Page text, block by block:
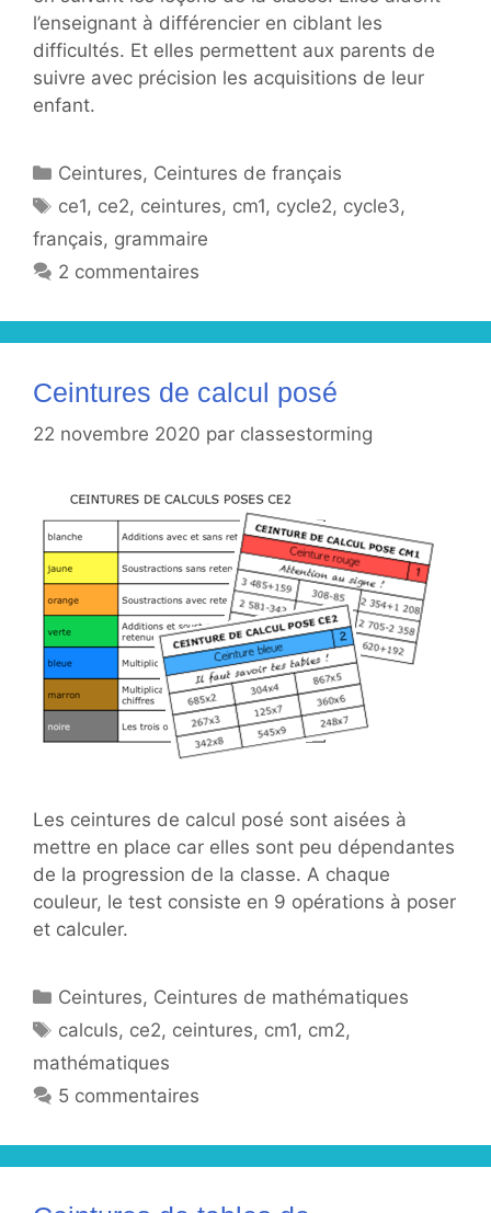
l’enseignant à différencier en ciblant les
difficultés. Et elles permettent aux parents de
suivre avec précision les acquisitions de leur
enfant.
Catégories
Ceintures, Ceintures de français
Étiquettes
ce1, ce2, ceintures, cm1, cycle2, cycle3,
français, grammaire
2 commentaires
Ceintures de calcul posé
22 novembre 2020 par classestorming
Les ceintures de calcul posé sont aisées à
mettre en place car elles sont peu dépendantes
de la progression de la classe. A chaque
couleur, le test consiste en 9 opérations à poser
et calculer.
Catégories
Ceintures, Ceintures de mathématiques
Étiquettes
calculs, ce2, ceintures, cm1, cm2,
mathématiques
5 commentaires